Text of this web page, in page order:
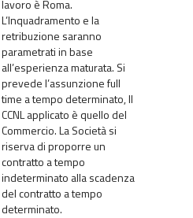
lavoro è Roma.
L’Inquadramento e la
retribuzione saranno
parametrati in base
all’esperienza maturata. Si
prevede l’assunzione full
time a tempo determinato, Il
CCNL applicato è quello del
Commercio. La Società si
riserva di proporre un
contratto a tempo
indeterminato alla scadenza
del contratto a tempo
determinato.